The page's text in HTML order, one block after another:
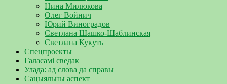
Нина Милюкова
Олег Войнич
Юрий Виноградов
Светлана Шашко-Шаблинская
Светлана Кукуть
Спецпроекты
Галасамі сведак
Улада: ад слова да справы
Сацыяльны аспект